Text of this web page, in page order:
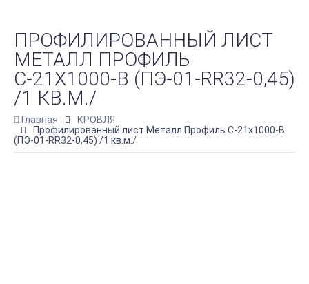
ПРОФИЛИРОВАННЫЙ ЛИСТ
МЕТАЛЛ ПРОФИЛЬ
С-21Х1000-B (ПЭ-01-RR32-0,45)
/1 КВ.М./
Главная
КРОВЛЯ
Профилированный лист Металл Профиль С-21х1000-B
(ПЭ-01-RR32-0,45) /1 кв.м./